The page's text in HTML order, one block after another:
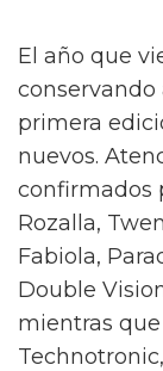
El año que
conservando
primera
nuevos.
confirmados
Rozalla,
Fabiola,
Double
mientras